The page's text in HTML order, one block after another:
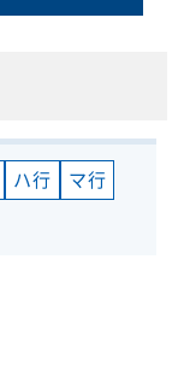
ハ行
マ行